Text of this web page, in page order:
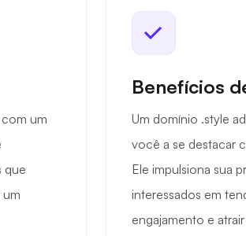
um
que
Benefícios
Um domínio .style
você a se destacar
Ele impulsiona sua
interessados em
engajamento e